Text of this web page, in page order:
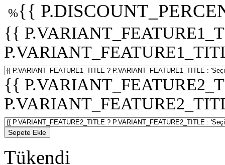
%{{
{{
{{
Sepete Ekle
Tükendi